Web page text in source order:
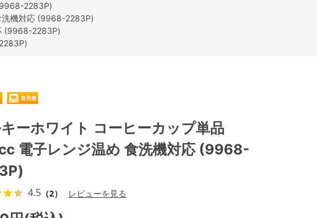
2283P)
洗機対応 (9968-2283P)
(9968-2283P)
ーホワイト コーヒーカップ単品
電子レンジ温め 食洗機対応 (9968-
4.5 （2） レビューを見る